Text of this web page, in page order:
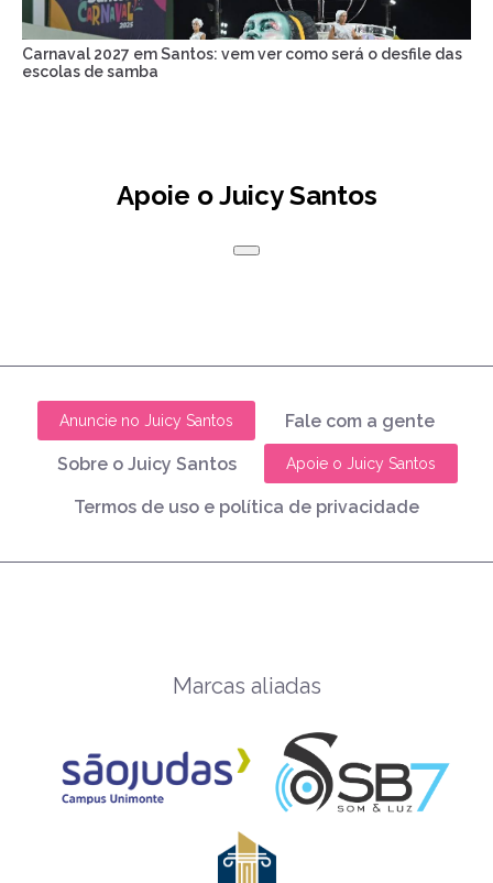
Carnaval 2027 em Santos: vem ver como será o desfile das
escolas de samba
Apoie o Juicy Santos
Anuncie no Juicy Santos Fale com a gente
Sobre o Juicy Santos Apoie o Juicy Santos
Termos de uso e política de privacidade
Marcas aliadas